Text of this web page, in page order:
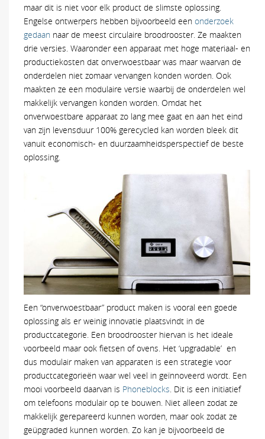
maar dit is niet voor elk product de slimste oplossing.
Engelse ontwerpers hebben bijvoorbeeld een onderzoek
gedaan naar de meest circulaire broodrooster. Ze maakten
drie versies. Waaronder een apparaat met hoge materiaal- en
productiekosten dat onverwoestbaar was maar waarvan de
onderdelen niet zomaar vervangen konden worden. Ook
maakten ze een modulaire versie waarbij de onderdelen wel
makkelijk vervangen konden worden. Omdat het
onverwoestbare apparaat zo lang mee gaat en aan het eind
van zijn levensduur 100% gerecycled kan worden bleek dit
vanuit economisch- en duurzaamheidsperspectief de beste
oplossing.
Een “onverwoestbaar” product maken is vooral een goede
oplossing als er weinig innovatie plaatsvindt in de
productcategorie. Een broodrooster hiervan is het ideale
voorbeeld maar ook fietsen of ovens. Het ‘upgradable’ en
dus modulair maken van apparaten is een strategie voor
productcategorieën waar wel veel in geïnnoveerd wordt. Een
mooi voorbeeld daarvan is Phoneblocks. Dit is een initiatief
om telefoons modulair op te bouwen. Niet alleen zodat ze
makkelijk gerepareerd kunnen worden, maar ook zodat ze
geüpgraded kunnen worden. Zo kan je bijvoorbeeld de